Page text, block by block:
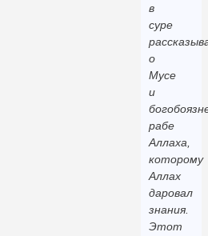
в
суре
о
Мусе
и
рабе
Аллаха,
которому
Аллах
даровал
знания.
Этот